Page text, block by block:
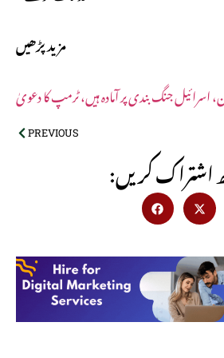
مزید پڑھیں
اسرائیل جنگ بندی پر آمادہ ہیں، ٹرمپ کا دعویٰ
PREVIOUS
اشتراک کریں